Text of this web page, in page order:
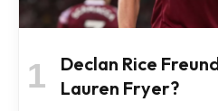
Declan Rice
Lauren Fryer?